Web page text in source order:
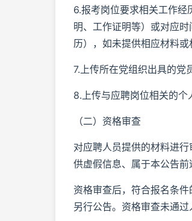
6.报考岗位要求相关工作
明、工作证明等）或对应
历），如未提供相应材料或
7.上传所在党组织出具的党
8.上传与应聘岗位相关的个
（二）资格审查
对应聘人员提供的材料进
供虚假信息、属于本公告前
资格审查后，符合报名条
另行公告。资格审查未通过